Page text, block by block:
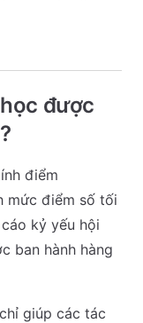
được
điểm
mức điểm số tối
kỷ yếu hội
ban hành hàng
giúp các tác